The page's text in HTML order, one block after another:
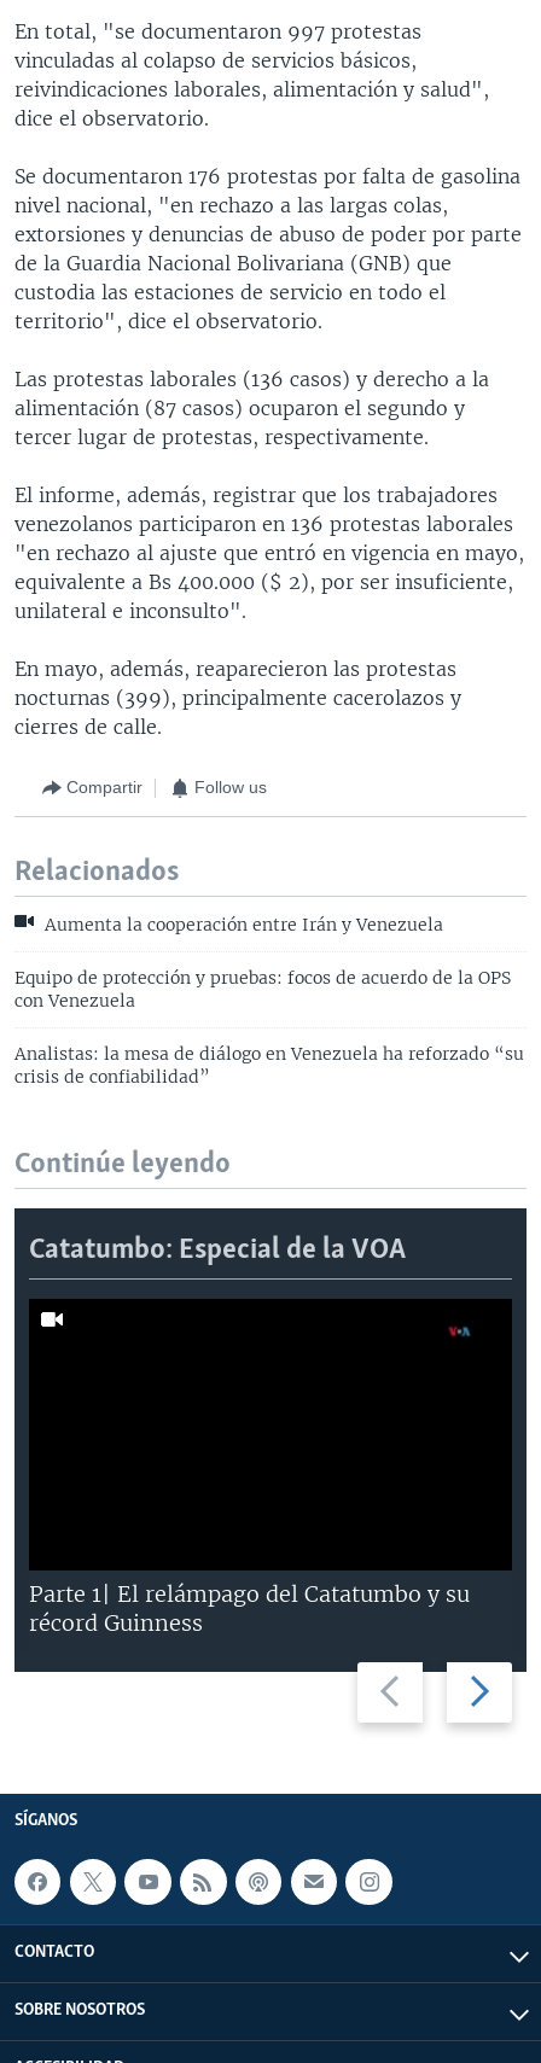
En total, "se documentaron 997 protestas
vinculadas al colapso de servicios básicos,
reivindicaciones laborales, alimentación y salud",
dice el observatorio.
Se documentaron 176 protestas por falta de gasolina
nivel nacional, "en rechazo a las largas colas,
extorsiones y denuncias de abuso de poder por parte
de la Guardia Nacional Bolivariana (GNB) que
custodia las estaciones de servicio en todo el
territorio", dice el observatorio.
Las protestas laborales (136 casos) y derecho a la
alimentación (87 casos) ocuparon el segundo y
tercer lugar de protestas, respectivamente.
El informe, además, registrar que los trabajadores
venezolanos participaron en 136 protestas laborales
"en rechazo al ajuste que entró en vigencia en mayo,
equivalente a Bs 400.000 ($ 2), por ser insuficiente,
unilateral e inconsulto".
En mayo, además, reaparecieron las protestas
nocturnas (399), principalmente cacerolazos y
cierres de calle.
Compartir Follow us
Relacionados
Aumenta la cooperación entre Irán y Venezuela
Equipo de protección y pruebas: focos de acuerdo de la OPS
con Venezuela
Analistas: la mesa de diálogo en Venezuela ha reforzado “su
crisis de confiabilidad”
Continúe leyendo
Catatumbo: Especial de la VOA
Previous
slide
Next
slide
Parte 1| El relámpago del Catatumbo y su
récord Guinness
SÍGANOS
CONTACTO
SOBRE NOSOTROS